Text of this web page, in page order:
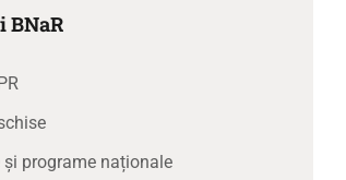
BNaR
și programe naționale